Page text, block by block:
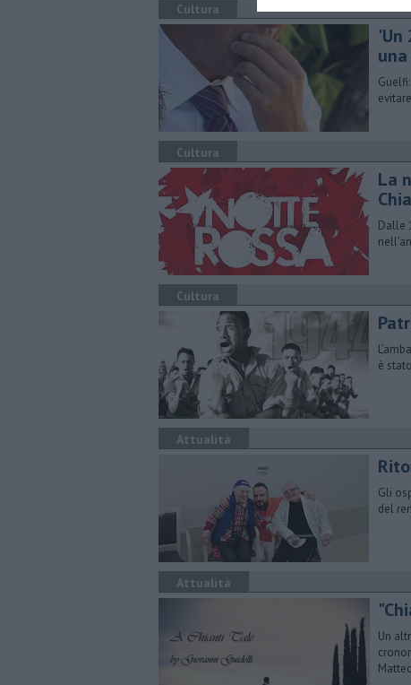
Cultura
'Un
Cultura
La
Dalle
Cultura
è
Attualità
Gli
del
Attualità
​Un